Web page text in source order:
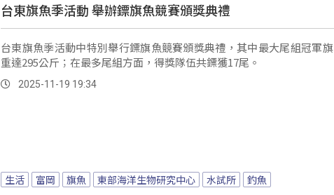
台東旗魚季活動 舉辦鏢旗魚競賽頒獎典禮
台東旗魚季活動中特別舉行鏢旗魚競賽頒獎典禮，其中最大尾組冠軍
重達295公斤；在最多尾組方面，得獎隊伍共鏢獲17尾。
2025-11-19 19:34
生活 富岡 旗魚 東部海洋生物研究中心 水試所 釣魚